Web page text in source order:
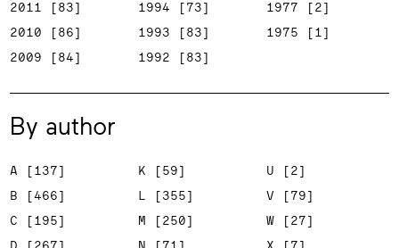
2011 [83]
2010 [86]
2009 [84]
1994 [73]
1993 [83]
1992 [83]
1977 [2]
1975 [1]
By author
A [137]
B [466]
C [195]
K [59]
L [355]
M [250]
U [2]
V [79]
W [27]